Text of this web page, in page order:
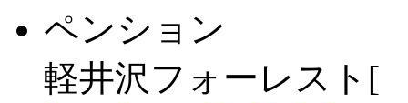
ペンション
軽井沢フォーレスト[